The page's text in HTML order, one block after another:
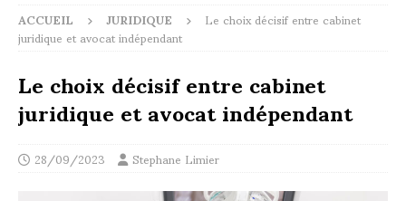
ACCUEIL JURIDIQUE Le choix décisif entre cabinet
juridique et avocat indépendant
Le choix décisif entre cabinet
juridique et avocat indépendant
28/09/2023 Stephane Limier